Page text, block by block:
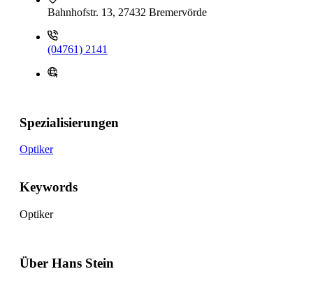
Bahnhofstr. 13, 27432 Bremervörde
(04761) 2141
Spezialisierungen
Optiker
Keywords
Optiker
Über Hans Stein